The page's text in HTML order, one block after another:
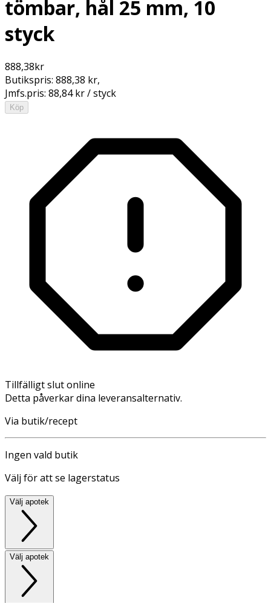
tömbar, hål 25 mm, 10
styck
888,38kr
Butikspris: 888,38 kr,
Jmfs.pris: 88,84 kr / styck
Köp
Tillfälligt slut online
Detta påverkar dina leveransalternativ.
Via butik/recept
Ingen vald butik
Välj för att se lagerstatus
Välj apotek
Välj apotek